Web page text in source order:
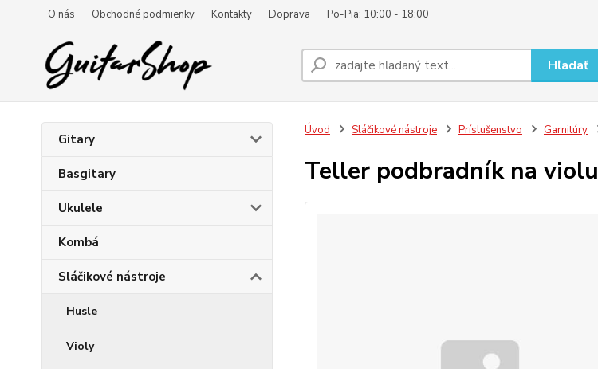
O nás Obchodné podmienky Kontakty Doprava Po-Pia: 10:00 - 18:00
Hľadať
Gitary
Basgitary
Ukulele
Kombá
Sláčikové nástroje
Husle
Violy
Úvod Sláčikové nástroje Príslušenstvo Garnitúry
Teller podbradník na violu